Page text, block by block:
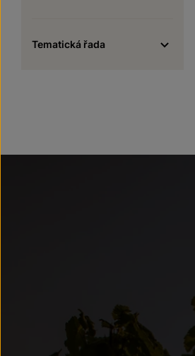
Tematická řada